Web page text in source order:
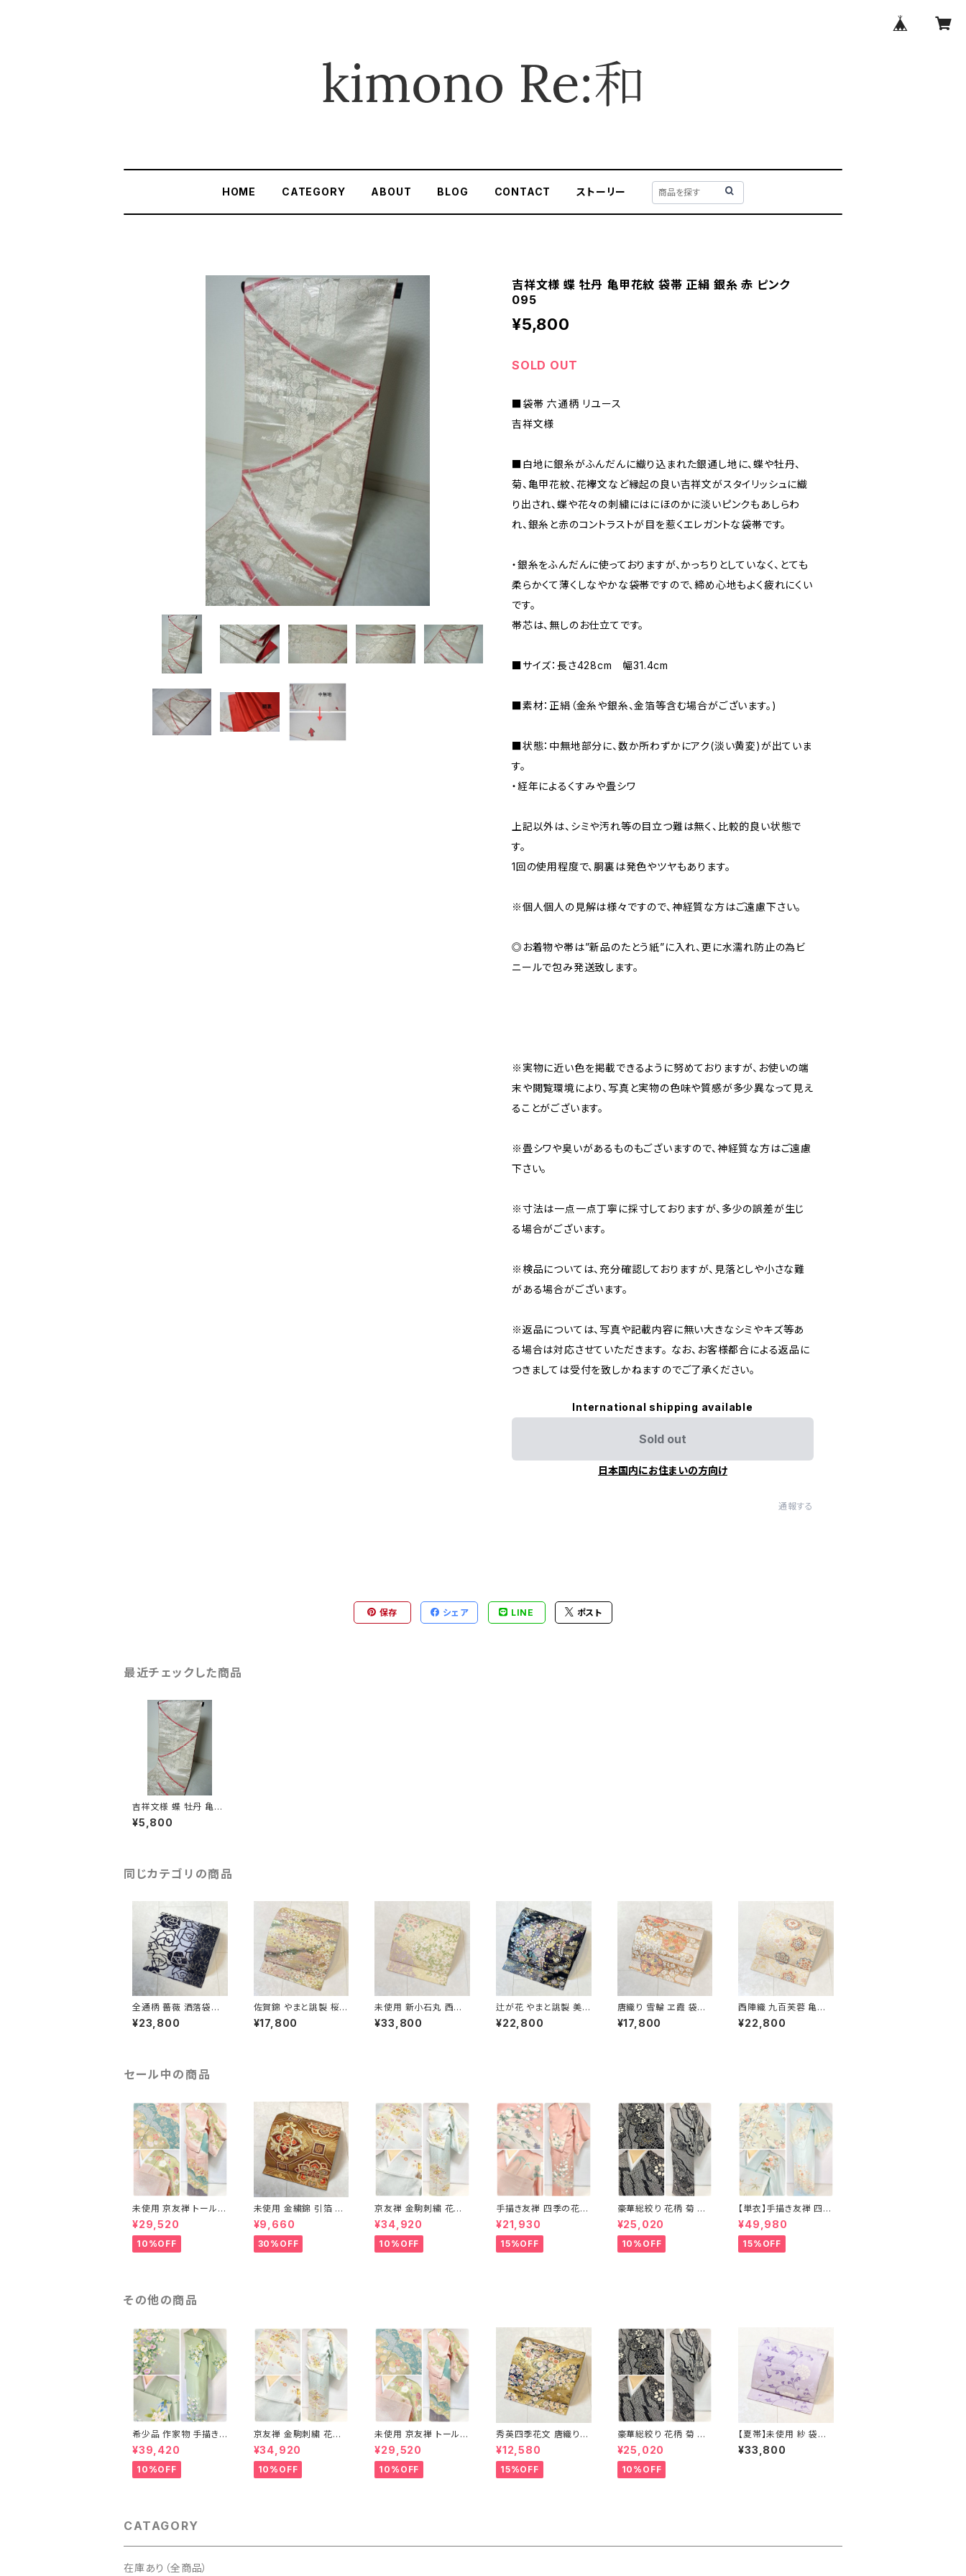
HOME CATEGORY ABOUT BLOG CONTACT ストーリー
吉祥文様 蝶 牡丹 亀甲花紋 袋帯 正絹 銀糸 赤 ピンク
095
¥5,800
SOLD OUT
■袋帯 六通柄 リユース
吉祥文様
■白地に銀糸がふんだんに織り込まれた銀通し地に、蝶や牡丹、
菊、亀甲花紋、花襷文など縁起の良い吉祥文がスタイリッシュに織
り出され、蝶や花々の刺繍にはにほのかに淡いピンクもあしらわ
れ、銀糸と赤のコントラストが目を惹くエレガントな袋帯です。
・銀糸をふんだんに使っておりますが、かっちりとしていなく、とても
柔らかくて薄くしなやかな袋帯ですので、締め心地もよく疲れにくい
です。
帯芯は、無しのお仕立てです。
■サイズ：長さ428cm 幅31.4cm
■素材：正絹（金糸や銀糸、金箔等含む場合がございます。)
■状態：中無地部分に、数か所わずかにアク(淡い黄変)が出ていま
す。
・経年によるくすみや畳シワ
上記以外は、シミや汚れ等の目立つ難は無く、比較的良い状態で
す。
1回の使用程度で、胴裏は発色やツヤもあります。
※個人個人の見解は様々ですので、神経質な方はご遠慮下さい。
◎お着物や帯は”新品のたとう紙”に入れ、更に水濡れ防止の為ビ
ニールで包み発送致します。
※実物に近い色を掲載できるように努めておりますが、お使いの端
末や閲覧環境により、写真と実物の色味や質感が多少異なって見え
ることがございます。
※畳シワや臭いがあるものもございますので、神経質な方はご遠慮
下さい。
※寸法は一点一点丁寧に採寸しておりますが、多少の誤差が生じ
る場合がございます。
※検品については、充分確認しておりますが、見落としや小さな難
がある場合がございます。
※返品については、写真や記載内容に無い大きなシミやキズ等あ
る場合は対応させていただきます。 なお、お客様都合による返品に
つきましては受付を致しかねますのでご了承ください。
International shipping available
Sold out
日本国内にお住まいの方向け
通報する
保存 シェア LINE ポスト
最近チェックした商品
吉祥文様 蝶 牡丹 亀甲
花紋 袋帯 正絹 銀糸 赤
ピンク 095
¥5,800
同じカテゴリの商品
全通柄 薔薇 洒落袋帯
銀糸 長尺 正絹 白 黒
青紫 659
¥23,800
佐賀錦 やまと誂製 桜づ
くし 袋帯 正絹 金銀糸
ラメ ピンク 白 722
¥17,800
未使用 新小石丸 西陣
織 御印華唐織 花柄 袋
帯 正絹 金糸 白 クリー
¥33,800
辻が花 やまと誂製 美品
正絹 金糸 袋帯 黒 紺
紫 パステルカラー 702
¥22,800
唐織り 雪輪 ヱ霞 袋帯
正絹 金糸 白 ピンク 水
色 紫 パステルカラー 5
¥17,800
西陣織 九百芙蓉 亀甲
彩華文 唐織り 袋帯 正
絹 金糸 クリーム色 白
¥22,800
セール中の商品
未使用 京友禅 トールサ
イズ 染め分け 金彩 訪
問着 袷 正絹 ピンク 黄
緑 紫 黄色 1438
¥29,520
10%OFF
未使用 金繍錦 引箔 蜀
江文 唐織 華紋 袋帯 正
絹 金糸 ゴールド 赤 紫
710
¥9,660
30%OFF
京友禅 金駒刺繍 花柄
訪問着 正絹 水色 黄緑
パステルカラー アイス
グリーン 1433
¥34,920
10%OFF
手描き友禅 四季の花々
訪問着 袷 正絹 サーモ
ンピンク クリーム 白 桃
花色 1434
¥21,930
15%OFF
豪華総絞り 花柄 菊 椿
藤 訪問着 鹿の子絞り
ラメ 正絹 黒 白 グレー
1435
¥25,020
10%OFF
【単衣】手描き友禅 四季
の花々 正絹 訪問着 水
色 黄緑 白 パステルカラ
ー 1431
¥49,980
15%OFF
その他の商品
希少品 作家物 手描き
友禅 花鳥文 椿 沈丁花
訪問着 正絹 袷 黄緑 青
白 1418
¥39,420
10%OFF
京友禅 金駒刺繍 花柄
訪問着 正絹 水色 黄緑
パステルカラー アイス
グリーン 1433
¥34,920
10%OFF
未使用 京友禅 トールサ
イズ 染め分け 金彩 訪
問着 袷 正絹 ピンク 黄
緑 紫 黄色 1438
¥29,520
10%OFF
秀英四季花文 唐織り
丸紋 袋帯 正絹 金糸 ゴ
ールド 紺 ピンク 705
¥12,580
15%OFF
豪華総絞り 花柄 菊 椿
藤 訪問着 鹿の子絞り
ラメ 正絹 黒 白 グレー
1435
¥25,020
10%OFF
【夏帯】未使用 紗 袋帯
唐花 正絹 紫 白 淡藤色
729
¥33,800
CATAGORY
在庫あり（全商品）